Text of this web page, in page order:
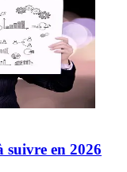
suivre en 2026